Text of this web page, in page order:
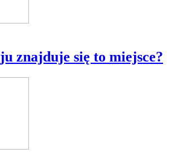
znajduje się to miejsce?